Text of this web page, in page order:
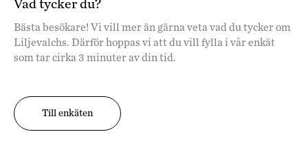
Vad tycker du?
Bästa besökare! Vi vill mer än gärna veta vad du tycker om
Liljevalchs. Därför hoppas vi att du vill fylla i vår enkät
som tar cirka 3 minuter av din tid.
Till enkäten